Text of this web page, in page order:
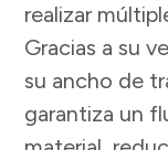
realizar
Gracias a su
su ancho de
garantiza un